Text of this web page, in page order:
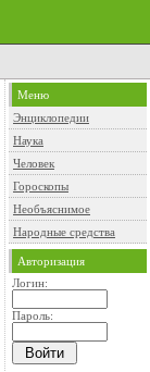
Меню
Энциклопедии
Наука
Человек
Гороскопы
Необъяснимое
Народные средства
Авторизация
Логин:
Пароль: